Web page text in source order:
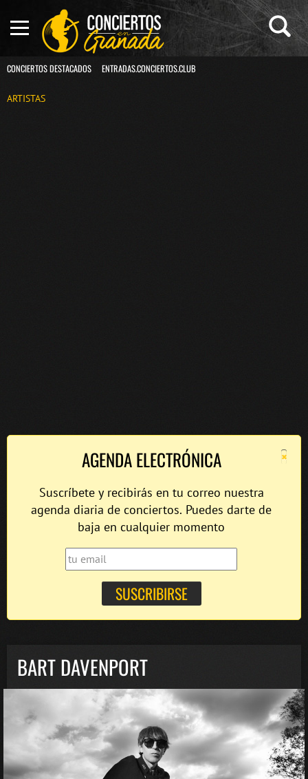
CONCIERTOS DESTACADOS ENTRADAS.CONCIERTOS.CLUB
ARTISTAS
×
AGENDA ELECTRÓNICA
Suscríbete y recibirás en tu correo nuestra
agenda diaria de conciertos. Puedes darte de
baja en cualquier momento
BART DAVENPORT